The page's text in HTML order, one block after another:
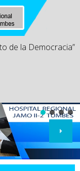
de la Democracia”